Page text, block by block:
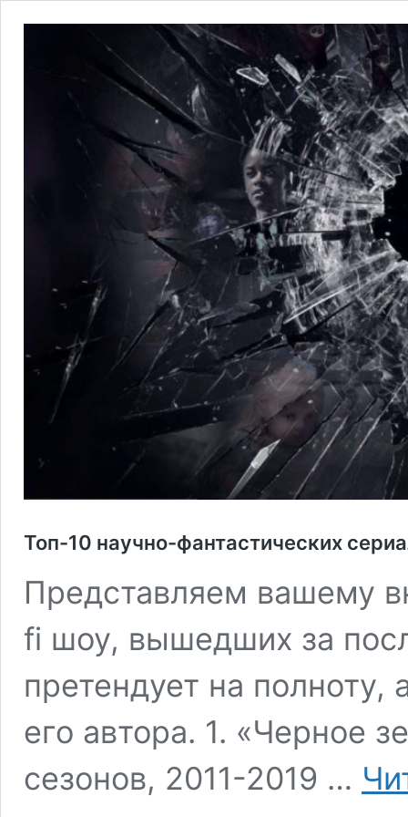
Топ-10 научно-фантастических
Представляем вашему
fi шоу, вышедших за
претендует на
его автора. 1. «Черное
сезонов, 2011-2019 …